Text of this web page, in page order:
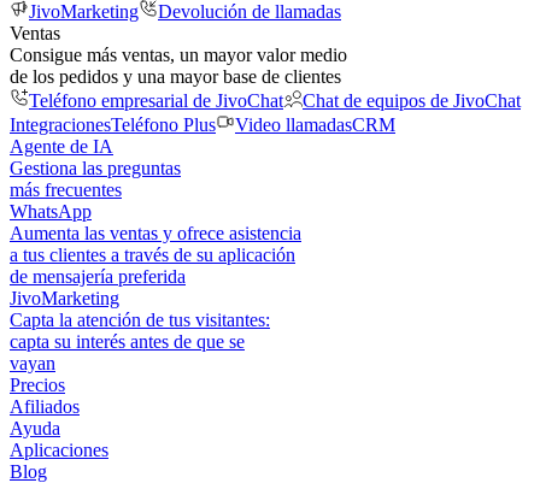
JivoMarketing
Devolución de llamadas
Ventas
Consigue más ventas, un mayor valor medio
de los pedidos y una mayor base de clientes
Teléfono empresarial de JivoChat
Chat de equipos de JivoChat
IntegracionesTeléfono Plus Video llamadasCRM
Agente de IA
Gestiona las preguntas
más frecuentes
WhatsApp
Aumenta las ventas y ofrece asistencia
a tus clientes a través de su aplicación
de mensajería preferida
JivoMarketing
Capta la atención de tus visitantes:
capta su interés antes de que se
vayan
Precios
Afiliados
Ayuda
Aplicaciones
Blog